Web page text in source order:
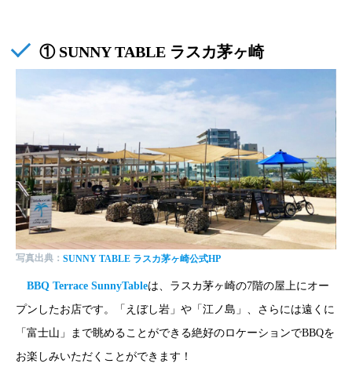
① SUNNY TABLE ラスカ茅ヶ崎
写真出典： SUNNY TABLE ラスカ茅ヶ崎公式HP
BBQ Terrace SunnyTableは、ラスカ茅ヶ崎の7階の屋上にオー
プンしたお店です。「えぼし岩」や「江ノ島」、さらには遠くに
「富士山」まで眺めることができる絶好のロケーションでBBQを
お楽しみいただくことができます！